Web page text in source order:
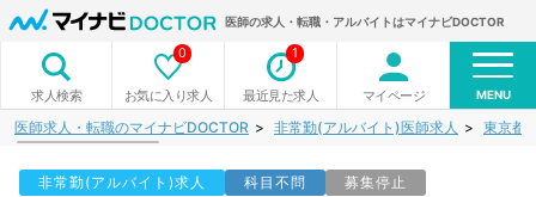
医師の求人・転職・アルバイトはマイナビDOCTOR
求人検索 お気に入り求人
0
最近見た求人
1
マイページ MENU
医師求人・転職のマイナビDOCTOR 非常勤(アルバイト)医師求人 東京都
非常勤(アルバイト)求人 科目不問 募集停止